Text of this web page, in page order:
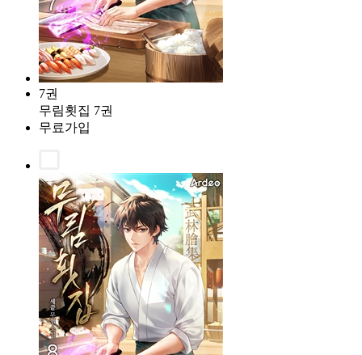
7권
무림횟집 7권
무료가입